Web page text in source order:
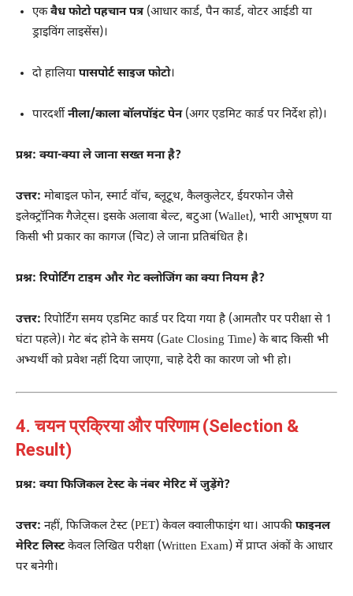
एकवैध फोटो पहचान पत्र(आधार कार्ड, पैन कार्ड, वोटर आईडी या
ड्राइविंग लाइसेंस)।
दो हालिया पासपोर्ट साइज फोटो।
पारदर्शी नीला/काला बॉलपॉइंट पेन(अगर एडमिट कार्ड पर निर्देश हो)।
प्रश्न: क्या-क्या ले जाना सख्त मना है?
उत्तर: मोबाइल फोन, स्मार्ट वॉच, ब्लूटूथ, कैलकुलेटर, ईयरफोन जैसे
इलेक्ट्रॉनिक गैजेट्स। इसके अलावा बेल्ट, बटुआ (Wallet), भारी आभूषण या
किसी भी प्रकार का कागज (चिट) ले जाना प्रतिबंधित है।
प्रश्न: रिपोर्टिंग टाइम और गेट क्लोजिंग का क्या नियम है?
उत्तर: रिपोर्टिंग समय एडमिट कार्ड पर दिया गया है (आमतौर पर परीक्षा से 1
घंटा पहले)। गेट बंद होने के समय (Gate Closing Time) के बाद किसी भी
अभ्यर्थी को प्रवेश नहीं दिया जाएगा, चाहे देरी का कारण जो भी हो।
4. चयन प्रक्रिया और परिणाम (Selection &
Result)
प्रश्न: क्या फिजिकल टेस्ट के नंबर मेरिट में जुड़ेंगे?
उत्तर: नहीं, फिजिकल टेस्ट (PET) केवल क्वालीफाइंग था। आपकी फाइनल
मेरिट लिस्टकेवल लिखित परीक्षा (Written Exam) में प्राप्त अंकों के आधार
पर बनेगी।